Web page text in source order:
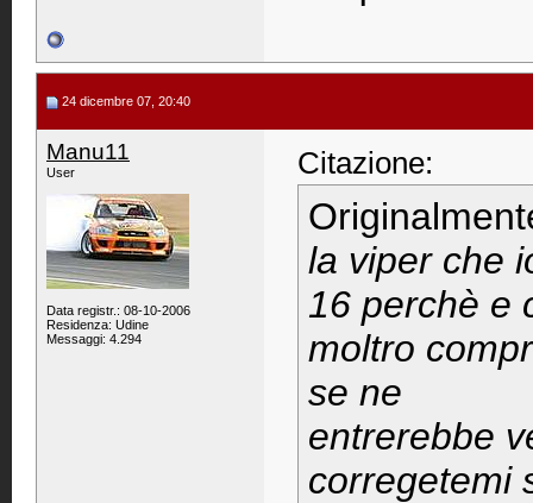
24 dicembre 07, 20:40
Manu11
User
Data registr.: 08-10-2006
Residenza: Udine
Messaggi: 4.294
Citazione:
la viper che
16 perchè e
moltro
se ne
entrerebbe
corregetemi